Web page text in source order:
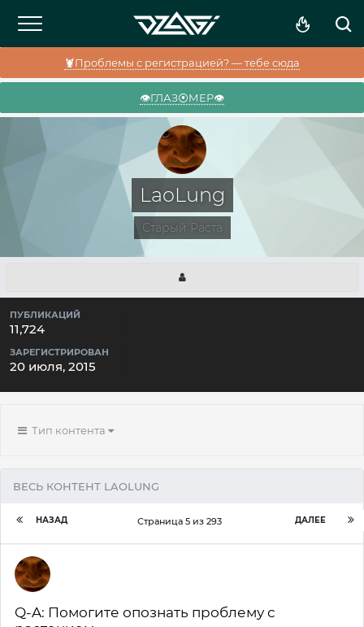
🦞Проблемы с регистрацией? — тебе сюда
👁️ГЛАЗ⦿МЕР👁️
LaoLung
Старый Раста
ПУБЛИКАЦИЙ
11,724
ЗАРЕГИСТРИРОВАН
20 июля, 2015
Тип контента
ВЕСЬ КОНТЕНТ LAOLUNG
НАЗАД ДАЛЕЕ
Страница 5 из 293
Q-A: Помогите опознать проблему с